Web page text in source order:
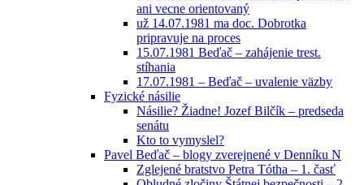
ani vecne orientovaný
už 14.07.1981 ma doc. Dobrotka
pripravuje na proces
15.07.1981 Beďač – zahájenie trest.
stíhania
17.07.1981 – Beďač – uvalenie väzby
Fyzické násilie
Násilie? Žiadne! Jozef Bilčík – predseda
senátu
Kto to vymyslel?
Pavel Beďač – blogy zverejnené v Denníku N
Zglejené bratstvo Petra Tótha – 1. časť